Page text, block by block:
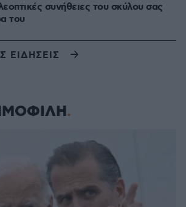
συνήθειες του σκύλου σας
του
ΕΙΔΗΣΕΙΣ